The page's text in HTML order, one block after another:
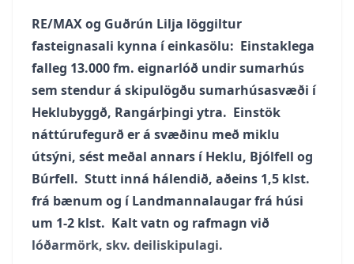
RE/MAX og Guðrún Lilja löggiltur
fasteignasali kynna í einkasölu: Einstaklega
falleg 13.000 fm. eignarlóð undir sumarhús
sem stendur á skipulögðu sumarhúsasvæði í
Heklubyggð, Rangárþingi ytra. Einstök
náttúrufegurð er á svæðinu með miklu
útsýni, sést meðal annars í Heklu, Bjólfell og
Búrfell. Stutt inná hálendið, aðeins 1,5 klst.
frá bænum og í Landmannalaugar frá húsi
um 1-2 klst. Kalt vatn og rafmagn við
lóðarmörk, skv. deiliskipulagi.